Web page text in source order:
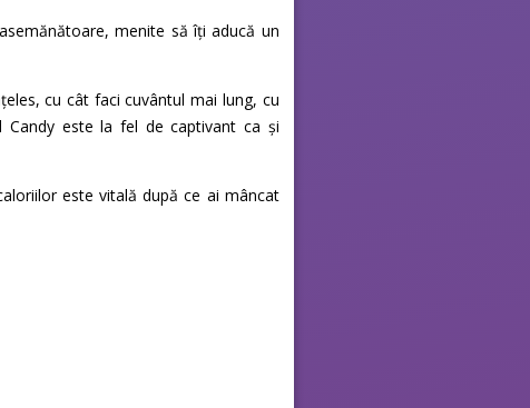
menite să îți aducă un
cu cât faci cuvântul mai lung, cu
Candy este la fel de captivant ca și
este vitală după ce ai mâncat